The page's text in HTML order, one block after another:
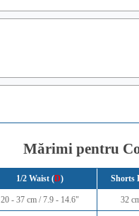
Mărimi pentru
1/2 Waist (D) Shorts
20 - 37 cm / 7.9 - 14.6" 32